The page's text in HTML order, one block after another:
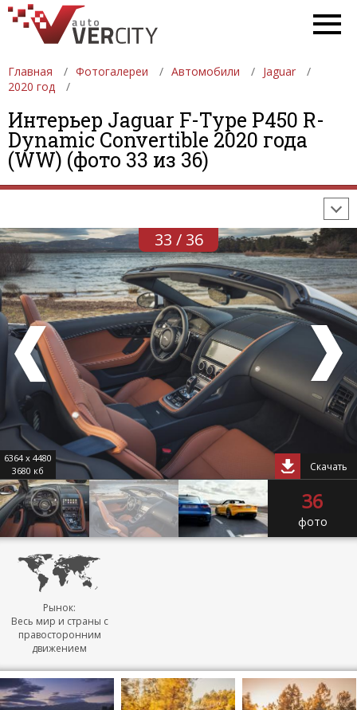
Главная Фотогалереи Автомобили
Jaguar
2020 год
Интерьер Jaguar F-Type P450 R-
Dynamic Convertible 2020 года
(WW) (фото 33 из 36)
ФОТОГАЛЕРЕИ АВТОМОБИЛИ
ДЕВУШКИ
АВТОСАЛОНЫ
ФОРМУЛА-1
33 / 36
6364 x 4480
3680 кб
Скачать
36
фото
Рынок:
Весь мир и страны с
правосторонним
движением